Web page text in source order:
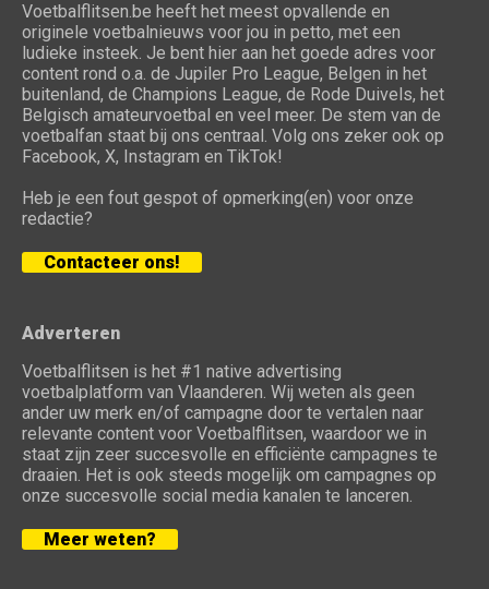
Voetbalflitsen.be heeft het meest opvallende en
originele voetbalnieuws voor jou in petto, met een
ludieke insteek. Je bent hier aan het goede adres voor
content rond o.a. de Jupiler Pro League, Belgen in het
buitenland, de Champions League, de Rode Duivels, het
Belgisch amateurvoetbal en veel meer. De stem van de
voetbalfan staat bij ons centraal. Volg ons zeker ook op
Facebook, X, Instagram en TikTok!
Heb je een fout gespot of opmerking(en) voor onze
redactie?
Contacteer ons!
Adverteren
Voetbalflitsen is het #1 native advertising
voetbalplatform van Vlaanderen. Wij weten als geen
ander uw merk en/of campagne door te vertalen naar
relevante content voor Voetbalflitsen, waardoor we in
staat zijn zeer succesvolle en efficiënte campagnes te
draaien. Het is ook steeds mogelijk om campagnes op
onze succesvolle social media kanalen te lanceren.
Meer weten?